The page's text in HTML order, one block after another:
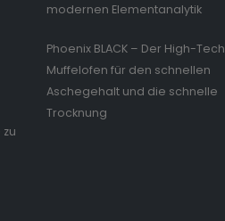
modernen Elementanalytik
Phoenix BLACK – Der High-Tech
Muffelofen für den schnellen
Aschegehalt und die schnelle
Trocknung